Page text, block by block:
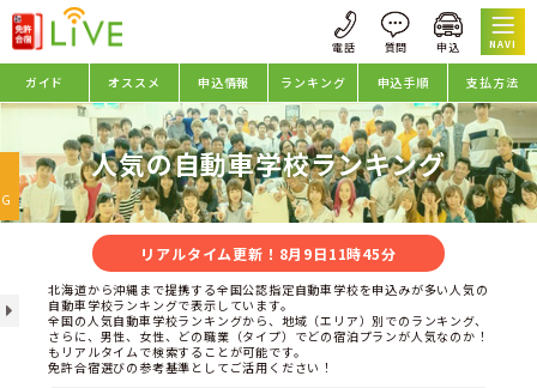
NAVI
ガイド オススメ 申込情報 ランキング 申込手順 支払方法
人気の自動車学校ランキング
リアルタイム更新！8月9日11時45分
北海道から沖縄まで提携する全国公認指定自動車学校を申込みが多い人気の
自動車学校ランキングで表示しています。
全国の人気自動車学校ランキングから、地域（エリア）別でのランキング、
さらに、男性、女性、どの職業（タイプ）でどの宿泊プランが人気なのか！
もリアルタイムで検索することが可能です。
免許合宿選びの参考基準としてご活用ください！